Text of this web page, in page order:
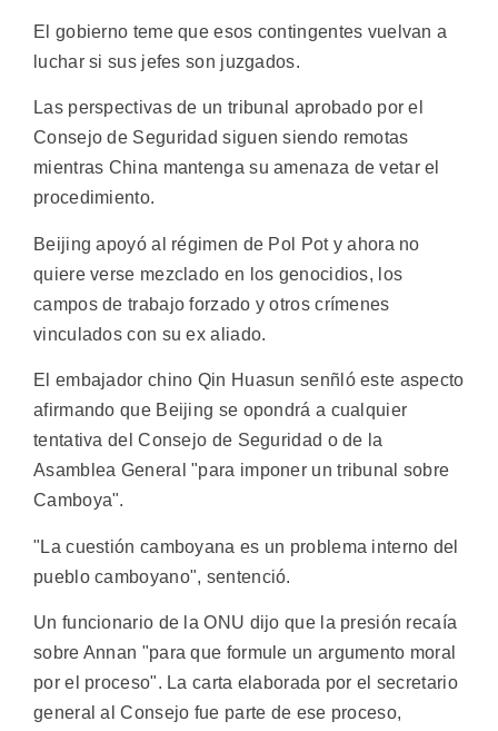
El gobierno teme que esos contingentes vuelvan a
luchar si sus jefes son juzgados.
Las perspectivas de un tribunal aprobado por el
Consejo de Seguridad siguen siendo remotas
mientras China mantenga su amenaza de vetar el
procedimiento.
Beijing apoyó al régimen de Pol Pot y ahora no
quiere verse mezclado en los genocidios, los
campos de trabajo forzado y otros crímenes
vinculados con su ex aliado.
El embajador chino Qin Huasun senñló este aspecto
afirmando que Beijing se opondrá a cualquier
tentativa del Consejo de Seguridad o de la
Asamblea General "para imponer un tribunal sobre
Camboya".
"La cuestión camboyana es un problema interno del
pueblo camboyano", sentenció.
Un funcionario de la ONU dijo que la presión recaía
sobre Annan "para que formule un argumento moral
por el proceso". La carta elaborada por el secretario
general al Consejo fue parte de ese proceso,